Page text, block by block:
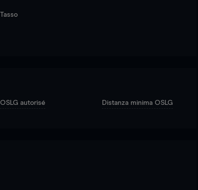
Tasso
OSLG autorisé Distanza minima OSLG